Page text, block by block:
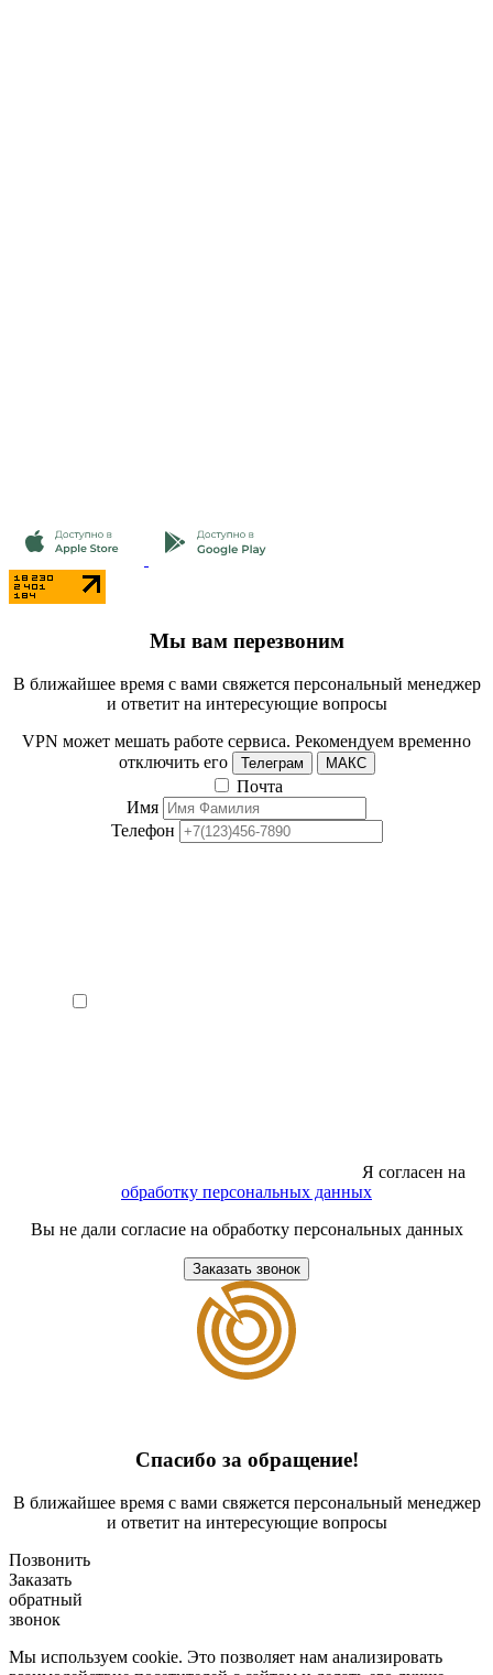
Мы вам перезвоним
В ближайшее время с вами свяжется персональный менеджер
и ответит на интересующие вопросы
VPN может мешать работе сервиса. Рекомендуем временно
отключить его
Телеграм МАКС
Почта
Имя
Телефон
Я согласен на
обработку персональных данных
Вы не дали согласие на обработку персональных данных
Заказать звонок
Спасибо за обращение!
В ближайшее время с вами свяжется персональный менеджер
и ответит на интересующие вопросы
Позвонить
Заказать
обратный
звонок
Мы используем cookie. Это позволяет нам анализировать